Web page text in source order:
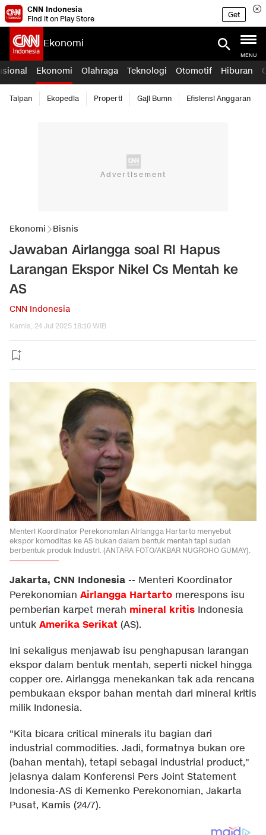
CNN Indonesia
Find it on Play Store
Get
Ekonomi
MENU
Ekonomi Olahraga Teknologi Otomotif Hiburan
Taipan Ekopedia Properti Gaji Bumn Efisiensi Anggaran
Ekonomi Bisnis
Jawaban Airlangga soal RI Hapus
Larangan Ekspor Nikel Cs Mentah ke
AS
CNN Indonesia
Kamis, 24 Jul 2025 18:10 WIB
Menteri Koordinator Perekonomian Airlangga Hartarto menyebut
ekspor komoditas ke AS bukan dalam bentuk mentah tapi sudah
berbentuk produk industri. (ANTARA FOTO/AKBAR NUGROHO GUMAY).
Jakarta, CNN Indonesia -- Menteri Koordinator
Perekonomian Airlangga Hartarto merespons isu
pemberian karpet merah mineral kritis Indonesia
untuk Amerika Serikat (AS).
Ini sekaligus menjawab isu penghapusan larangan
ekspor dalam bentuk mentah, seperti nickel hingga
copper ore. Airlangga menekankan tak ada rencana
pembukaan ekspor bahan mentah dari mineral kritis
milik Indonesia.
"Kita bicara critical minerals itu bagian dari
industrial commodities. Jadi, formatnya bukan ore
(bahan mentah), tetapi sebagai industrial product,"
jelasnya dalam Konferensi Pers Joint Statement
Indonesia-AS di Kemenko Perekonomian, Jakarta
Pusat, Kamis (24/7).